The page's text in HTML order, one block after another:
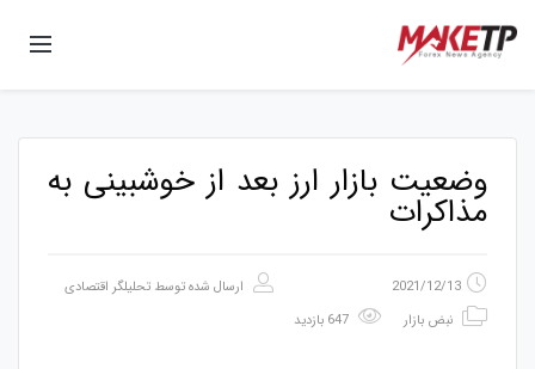
وضعیت بازار ارز بعد از خوشبینی به
مذاکرات
2021/12/13 ارسال شده توسط تحلیلگر اقتصادی
نبض بازار